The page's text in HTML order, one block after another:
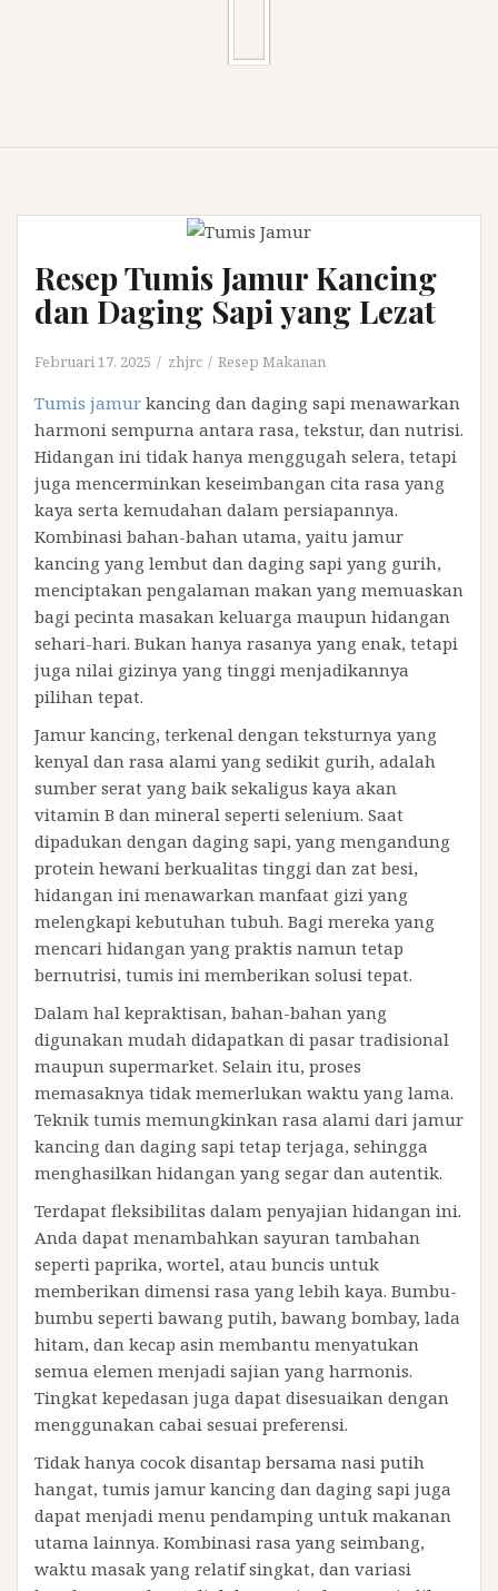
Resep Tumis Jamur Kancing
dan Daging Sapi yang Lezat
Februari 17, 2025 zhjrc Resep Makanan
Tumis jamur kancing dan daging sapi menawarkan
harmoni sempurna antara rasa, tekstur, dan nutrisi.
Hidangan ini tidak hanya menggugah selera, tetapi
juga mencerminkan keseimbangan cita rasa yang
kaya serta kemudahan dalam persiapannya.
Kombinasi bahan-bahan utama, yaitu jamur
kancing yang lembut dan daging sapi yang gurih,
menciptakan pengalaman makan yang memuaskan
bagi pecinta masakan keluarga maupun hidangan
sehari-hari. Bukan hanya rasanya yang enak, tetapi
juga nilai gizinya yang tinggi menjadikannya
pilihan tepat.
Jamur kancing, terkenal dengan teksturnya yang
kenyal dan rasa alami yang sedikit gurih, adalah
sumber serat yang baik sekaligus kaya akan
vitamin B dan mineral seperti selenium. Saat
dipadukan dengan daging sapi, yang mengandung
protein hewani berkualitas tinggi dan zat besi,
hidangan ini menawarkan manfaat gizi yang
melengkapi kebutuhan tubuh. Bagi mereka yang
mencari hidangan yang praktis namun tetap
bernutrisi, tumis ini memberikan solusi tepat.
Dalam hal kepraktisan, bahan-bahan yang
digunakan mudah didapatkan di pasar tradisional
maupun supermarket. Selain itu, proses
memasaknya tidak memerlukan waktu yang lama.
Teknik tumis memungkinkan rasa alami dari jamur
kancing dan daging sapi tetap terjaga, sehingga
menghasilkan hidangan yang segar dan autentik.
Terdapat fleksibilitas dalam penyajian hidangan ini.
Anda dapat menambahkan sayuran tambahan
seperti paprika, wortel, atau buncis untuk
memberikan dimensi rasa yang lebih kaya. Bumbu-
bumbu seperti bawang putih, bawang bombay, lada
hitam, dan kecap asin membantu menyatukan
semua elemen menjadi sajian yang harmonis.
Tingkat kepedasan juga dapat disesuaikan dengan
menggunakan cabai sesuai preferensi.
Tidak hanya cocok disantap bersama nasi putih
hangat, tumis jamur kancing dan daging sapi juga
dapat menjadi menu pendamping untuk makanan
utama lainnya. Kombinasi rasa yang seimbang,
waktu masak yang relatif singkat, dan variasi